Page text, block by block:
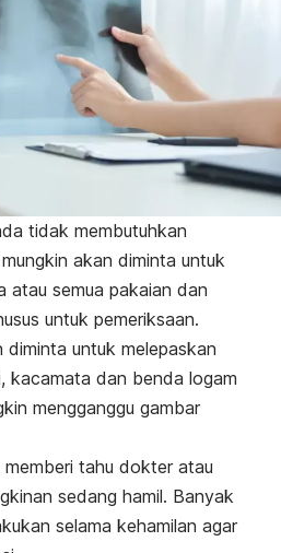
tidak membutuhkan
akan diminta untuk
atau semua pakaian dan
untuk pemeriksaan.
diminta untuk melepaskan
kacamata dan benda logam
mengganggu gambar
tahu dokter atau
sedang hamil. Banyak
selama kehamilan agar